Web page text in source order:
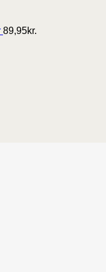
89,95kr.